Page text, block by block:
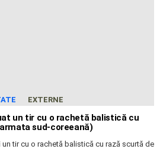
EXTERNE
un tir cu o rachetă balistică cu
sud-coreeană)
tir cu o rachetă balistică cu rază scurtă de